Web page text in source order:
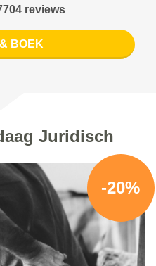
reviews
BOEK
Juridisch
-20%